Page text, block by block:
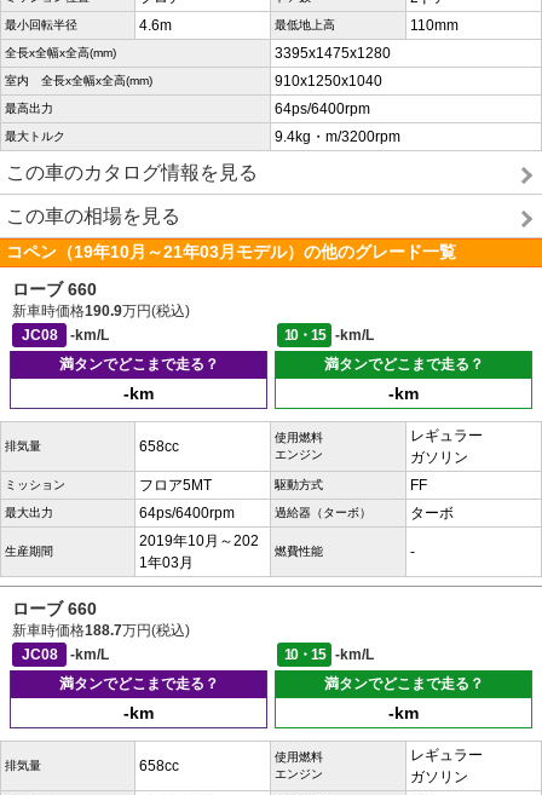
最小回転半径 4.6m 最低地上高 110mm
全長x全幅x全高(mm) 3395x1475x1280
室内 全長x全幅x全高(mm) 910x1250x1040
最高出力 64ps/6400rpm
最大トルク 9.4kg・m/3200rpm
この車のカタログ情報を見る
この車の相場を見る
コペン（19年10月～21年03月モデル）の他のグレード一覧
ローブ 660
新車時価格190.9万円(税込)
JC08
-km/L 10・15
-km/L
満タンでどこまで走る？
-km
満タンでどこまで走る？
-km
排気量 658cc
使用燃料
エンジン
レギュラー
ガソリン
ミッション フロア5MT 駆動方式 FF
最大出力 64ps/6400rpm 過給器（ターボ） ターボ
生産期間
2019年10月～202
1年03月
燃費性能 -
ローブ 660
新車時価格188.7万円(税込)
JC08
-km/L 10・15
-km/L
満タンでどこまで走る？
-km
満タンでどこまで走る？
-km
排気量 658cc
使用燃料
エンジン
レギュラー
ガソリン